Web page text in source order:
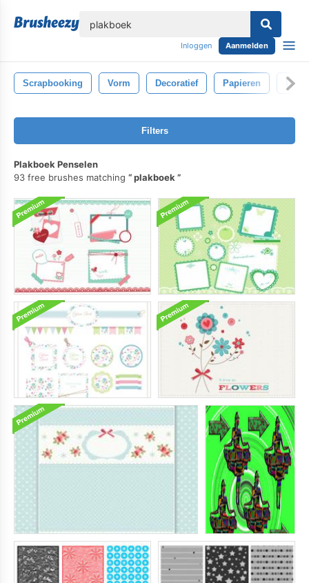
Inloggen Aanmelden
Scrapbooking Vorm Decoratief Papieren
Filters
Plakboek Penselen
93 free brushes matching
plakboek